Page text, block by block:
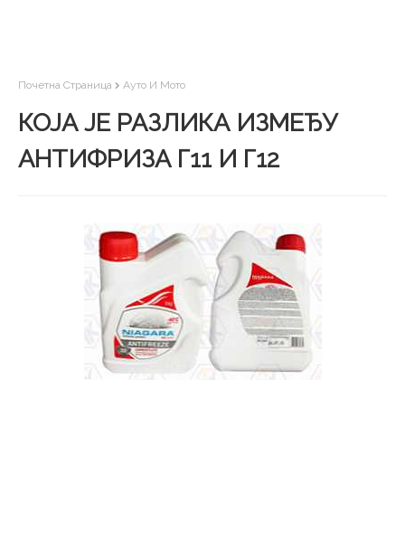
Почетна Страница Ауто И Мото
КОЈА ЈЕ РАЗЛИКА ИЗМЕЂУ
АНТИФРИЗА Г11 И Г12